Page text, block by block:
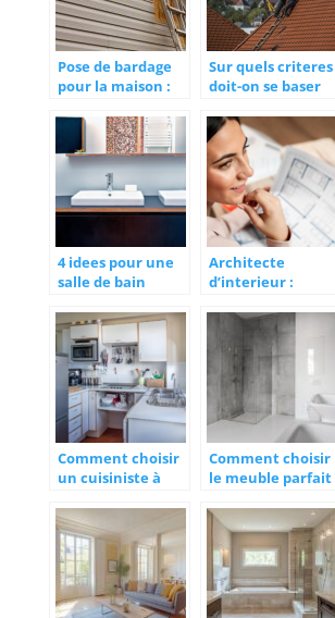
Pose de bardage
pour la maison :
Sur quels criteres
doit-on se baser
bon couvreur ?
4 idees pour une
salle de bain
Architecte
d’interieur :
benefices de son
accompagnement
professionnel
Comment choisir
un cuisiniste à
cuisine sur
mesure ?
Comment choisir
le meuble parfait
de bain : styles,
fonctionnalités et
conseils